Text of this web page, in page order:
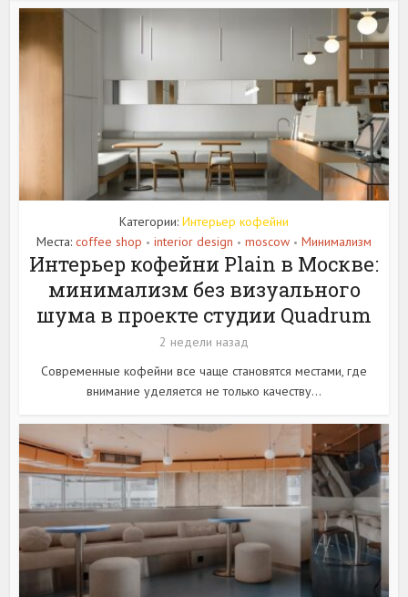
Категории: Интерьер кофейни
Места: coffee shop • interior design • moscow • Минимализм
Интерьер кофейни Plain в Москве:
минимализм без визуального
шума в проекте студии Quadrum
2 недели назад
Современные кофейни все чаще становятся местами, где
внимание уделяется не только качеству...